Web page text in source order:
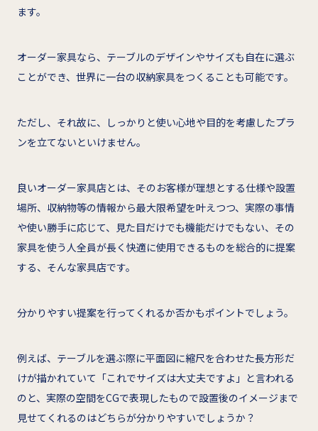
ます。
オーダー家具なら、テーブルのデザインやサイズも自在に選ぶ
ことができ、世界に一台の収納家具をつくることも可能です。
ただし、それ故に、しっかりと使い心地や目的を考慮したプラ
ンを立てないといけません。
良いオーダー家具店とは、そのお客様が理想とする仕様や設置
場所、収納物等の情報から最大限希望を叶えつつ、実際の事情
や使い勝手に応じて、見た目だけでも機能だけでもない、その
家具を使う人全員が長く快適に使用できるものを総合的に提案
する、そんな家具店です。
分かりやすい提案を行ってくれるか否かもポイントでしょう。
例えば、テーブルを選ぶ際に平面図に縮尺を合わせた長方形だ
けが描かれていて「これでサイズは大丈夫ですよ」と言われる
のと、実際の空間をCGで表現したもので設置後のイメージまで
見せてくれるのはどちらが分かりやすいでしょうか？